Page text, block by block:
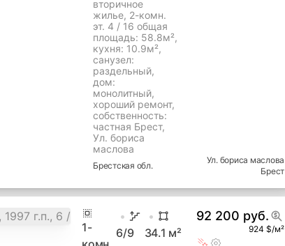
Продажа
квартира
вторичное
жилье, 2-комн.
эт. 4 / 16 общая
площадь: 58.8м²,
кухня: 10.9м²,
cанузел:
раздельный,
дом:
монолитный,
хороший ремонт,
собственность:
частная Брест,
Ул. бориса
маслова
Брестскаяобл.
Брест
92 200 руб.